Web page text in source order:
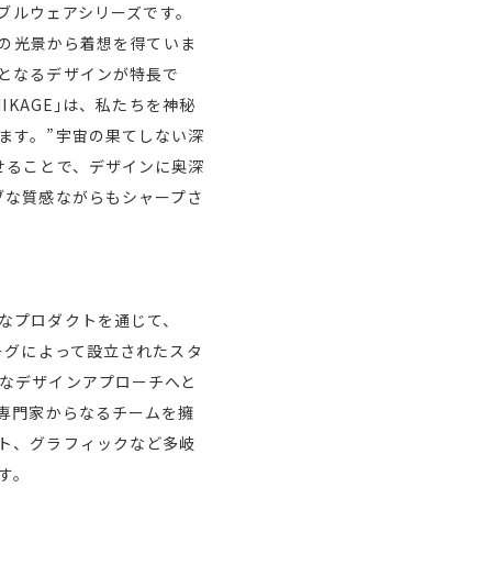
ウェアシリーズです。
光景から着想を得ていま
なるデザインが特長で
｣は、私たちを神秘
す。”宇宙の果てしない深
ことで、デザインに奥深
質感ながらもシャープさ
ロダクトを通じて、
によって設立されたスタ
デザインアプローチへと
門家からなるチームを擁
、グラフィックなど多岐